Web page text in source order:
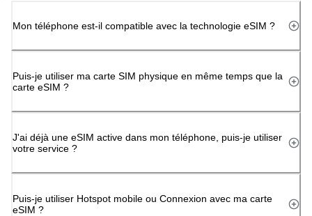
Mon téléphone est-il compatible avec la technologie eSIM ?
Puis-je utiliser ma carte SIM physique en même temps que la
carte eSIM ?
J'ai déjà une eSIM active dans mon téléphone, puis-je utiliser
votre service ?
Puis-je utiliser Hotspot mobile ou Connexion avec ma carte
eSIM ?